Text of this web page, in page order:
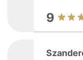
9